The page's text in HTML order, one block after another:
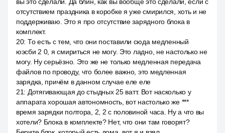
отсутствием праздника в коробке я уже смирился, хоть и не
поддерживаю. Это я про отсутствие зарядного блока в
комплект.
20: То есть с тем, что они поставили сюда медленный
юэсби 2 0, я смириться не могу. Это ладно, не настолько не
могу. Ну серьёзно. Это же не только медленная передача
файлов по проводу, что более важно, это медленная
зарядка, причём в данном случае еле еле
21: Дотягивающая до стыдных 25 ватт. Вот насколько у
аппарата хорошая автономность, вот настолько же ***
время зарядки полтора, 2, 2 с половиной часа. Ну а что вы
хотели? Блока в комплекте? Нет, что они там говорят?